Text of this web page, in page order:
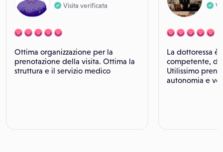
Visita verificata
Ottima organizzazione per la
prenotazione della visita. Ottima la
struttura e il servizio medico
La dottoressa
competente,
Utilissimo
autonomia e